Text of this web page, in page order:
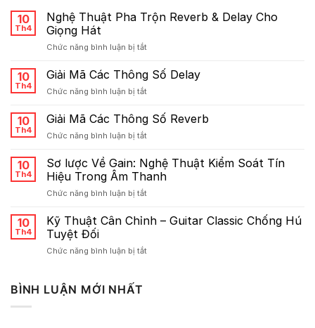
10
Th4
Nghệ Thuật Pha Trộn Reverb & Delay Cho
Giọng Hát
Chức năng bình luận bị tắtở
Thuật
Pha
Trộn
&
Cho
Hát
10
Th4
Giải Mã Các Thông Số Delay
Chức năng bình luận bị tắtở
Mã
Các
Thông
Delay
10
Th4
Giải Mã Các Thông Số Reverb
Chức năng bình luận bị tắtở
Mã
Các
Thông
Số
10
Th4
Sơ lược Về Gain: Nghệ Thuật Kiểm Soát Tín
Hiệu Trong Âm Thanh
Chức năng bình luận bị tắtở
lược
Về
Nghệ
10
Th4
Kỹ Thuật Cân Chỉnh – Guitar Classic Chống Hú
Tuyệt Đối
Chức năng bình luận bị tắtở
BÌNH LUẬN MỚI NHẤT